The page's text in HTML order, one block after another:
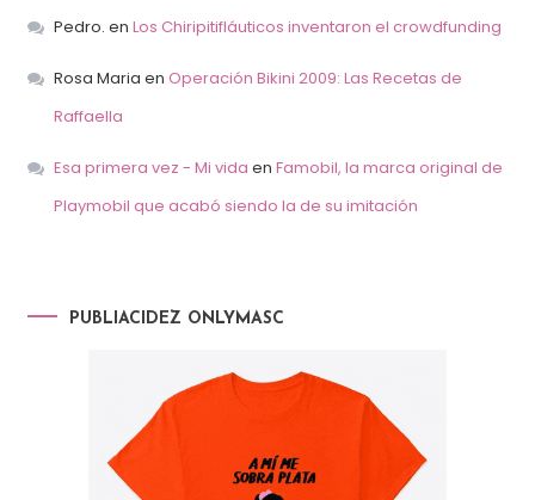
Pedro. en Los Chiripitifláuticos inventaron el crowdfunding
Rosa Maria en Operación Bikini 2009: Las Recetas de
Raffaella
Esa primera vez - Mi vida en Famobil, la marca original de
Playmobil que acabó siendo la de su imitación
PUBLIACIDEZ ONLYMASC